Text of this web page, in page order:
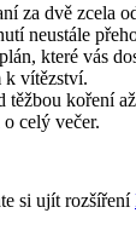
za dvě zcela
neustále
které vás
k vítězství.
těžbou koření
celý večer.
si ujít rozšíření